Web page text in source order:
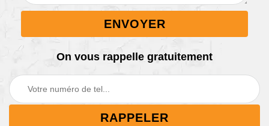
On vous rappelle gratuitement